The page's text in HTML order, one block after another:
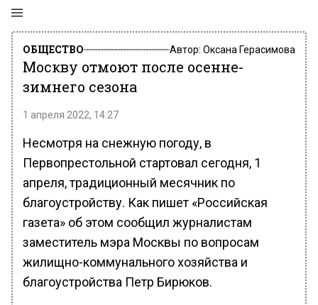
ОБЩЕСТВО Автор: Оксана Герасимова
Москву отмоют после осенне-
зимнего сезона
1 апреля 2022, 14:27
Несмотря на снежную погоду, в
Первопрестольной стартовал сегодня, 1
апреля, традиционный месячник по
благоустройству. Как пишет «Российская
газета» об этом сообщил журналистам
заместитель мэра Москвы по вопросам
жилищно-коммунального хозяйства и
благоустройства Петр Бирюков.